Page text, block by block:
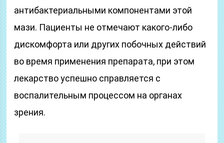
антибактериальными компонентами этой
мази. Пациенты не отмечают какого-либо
дискомфорта или других побочных действий
во время применения препарата, при этом
лекарство успешно справляется с
воспалительным процессом на органах
зрения.